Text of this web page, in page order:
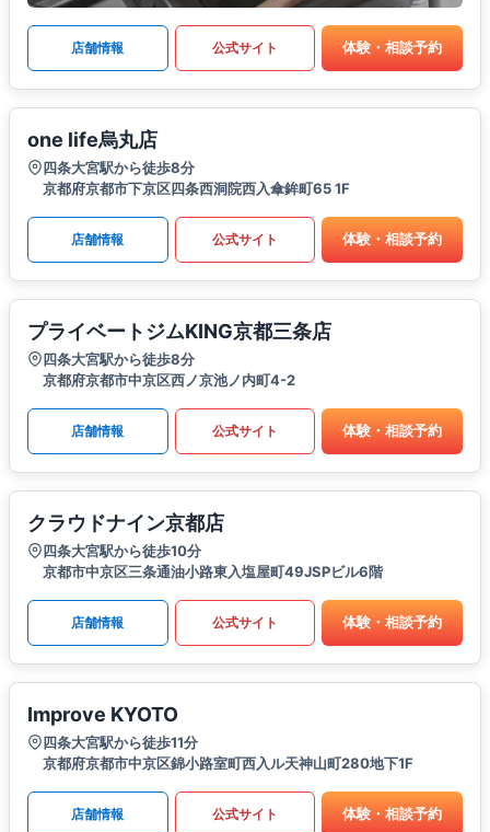
店舗情報 公式サイト 体験・相談予約
one life烏丸店
四条大宮駅から徒歩8分
京都府京都市下京区四条西洞院西入傘鉾町65 1F
店舗情報 公式サイト 体験・相談予約
プライベートジムKING京都三条店
四条大宮駅から徒歩8分
京都府京都市中京区西ノ京池ノ内町4-2
店舗情報 公式サイト 体験・相談予約
クラウドナイン京都店
四条大宮駅から徒歩10分
京都市中京区三条通油小路東入塩屋町49JSPビル6階
店舗情報 公式サイト 体験・相談予約
Improve KYOTO
四条大宮駅から徒歩11分
京都府京都市中京区錦小路室町西入ル天神山町280地下1F
店舗情報 公式サイト 体験・相談予約